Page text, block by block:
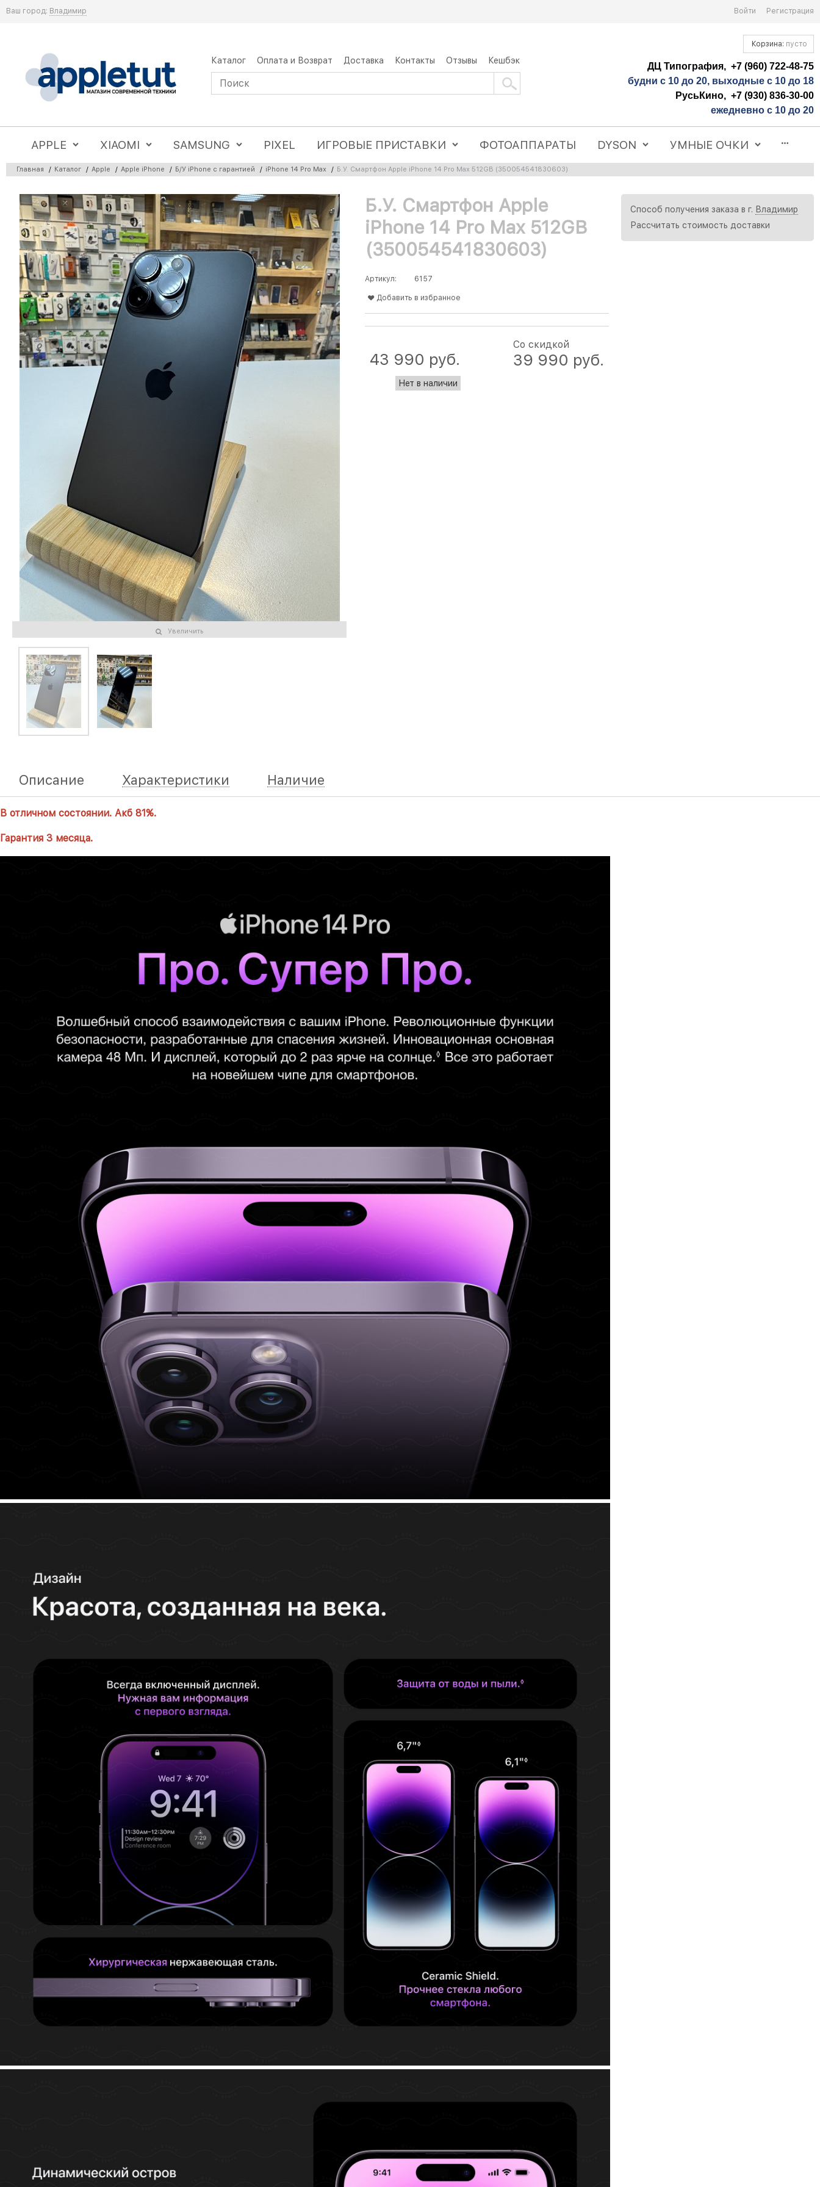
Ваш город: Владимир Войти Регистрация
Каталог Оплата и Возврат Доставка Контакты Отзывы Кешбэк
Корзина: пусто
ДЦ Типография, +7 (960) 722-48-75
будни с 10 до 20, выходные с 10 до 18
РусьКино, +7 (930) 836-30-00
ежедневно с 10 до 20
APPLE XIAOMI SAMSUNG PIXEL ИГРОВЫЕ ПРИСТАВКИ ФОТОАППАРАТЫ DYSON УМНЫЕ ОЧКИ
Главная / Каталог / Apple / Apple iPhone / Б/У iPhone с гарантией / iPhone 14 Pro Max / Б.У. Смартфон Apple iPhone 14 Pro Max 512GB (350054541830603)
Увеличить
Б.У. Смартфон Apple
iPhone 14 Pro Max 512GB
(350054541830603)
Артикул: 6157
Добавить в избранное
39 990 руб.
Со скидкой
43 990 руб.
Нет в наличии
Способ получения заказа в г. Владимир
Рассчитать стоимость доставки
Описание Характеристики Наличие
В отличном состоянии. Акб 81%.
Гарантия 3 месяца.